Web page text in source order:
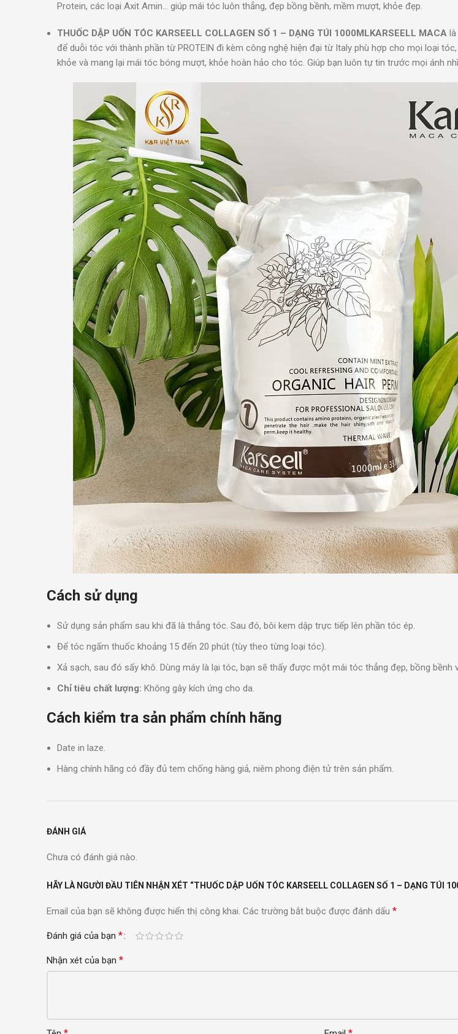
Protein, các loại Axit Amin… giúp mái tóc luôn thẳng, đẹp bồng bềnh, mềm mượt, khỏe đẹp.
THUỐC DẬP UỐN TÓC KARSEELL COLLAGEN SỐ 1 – DẠNG TÚI 1000MLKARSEELL MACA
để duỗi tóc với thành phần từ PROTEIN đi kèm công nghệ hiện đại từ Italy phù hợp cho mọi loại
khỏe và mang lại mái tóc bóng mượt, khỏe hoàn hảo cho tóc. Giúp bạn luôn tự tin trước mọi ánh
Cách sử dụng
Sử dụng sản phẩm sau khi đã là thẳng tóc. Sau đó, bôi kem dập trực tiếp lên phần tóc ép.
Để tóc ngấm thuốc khoảng 15 đến 20 phút (tùy theo từng loại tóc).
Xả sạch, sau đó sấy khô. Dùng máy là lại tóc, bạn sẽ thấy được một mái tóc thẳng đẹp, bồng bềnh
Chỉ tiêu chất lượng: Không gây kích ứng cho da.
Cách kiểm tra sản phẩm chính hãng
Date in laze.
Hàng chính hãng có đầy đủ tem chống hàng giả, niêm phong điện tử trên sản phẩm.
ĐÁNH GIÁ
Chưa có đánh giá nào.
HÃY LÀ NGƯỜI ĐẦU TIÊN NHẬN XÉT “THUỐC DẬP UỐN TÓC KARSEELL COLLAGEN SỐ 1 – DẠNG TÚI
Email của bạn sẽ không được hiển thị công khai. Các trường bắt buộc được đánh dấu *
Đánh giá của bạn *
Nhận xét của bạn *